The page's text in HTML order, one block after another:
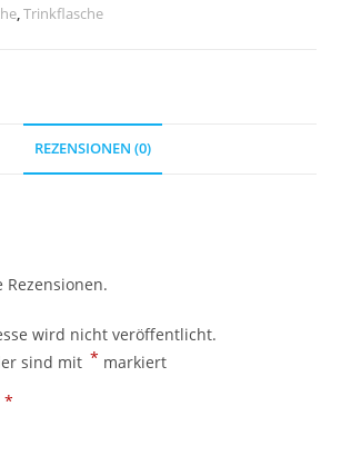
,Trinkflasche
REZENSIONEN (0)
Rezensionen.
wird nicht veröffentlicht.
sind mit * markiert
*